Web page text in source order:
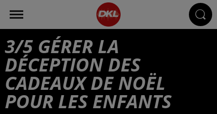
3/5 GÉRER LA
DÉCEPTION DES
CADEAUX DE NOËL
POUR LES ENFANTS